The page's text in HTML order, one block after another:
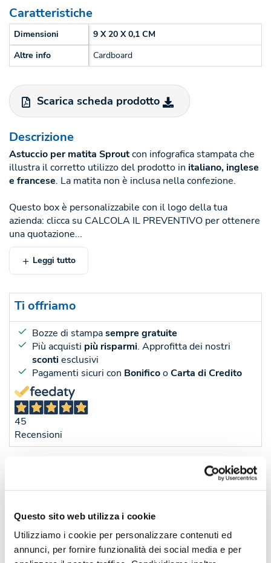
Questo sito web utilizza i cookie
Utilizziamo i cookie per personalizzare contenuti ed
annunci, per fornire funzionalità dei social media e per
Caratteristiche
Dimensioni
9 X 20 X 0,1 CM
Altre info
Cardboard
Scarica scheda prodotto
Descrizione
Astuccio per matita Sproutcon infografica stampata che
illustra il corretto utilizzo del prodotto in italiano, inglese
e francese. La matita non è inclusa nella confezione.
Questo box è personalizzabile con il logo della tua
azienda: clicca su CALCOLA IL PREVENTIVO per ottenere
una quotazione...
Leggi tutto
Ti offriamo
Bozze di stampasempre gratuite
Più acquisti più risparmi. Approfitta dei nostri
scontiesclusivi
Pagamenti sicuri con BonificooCarta di Credito
45
Recensioni
*Prezzo €
Pezzi 500
Pezzi 1000 -35% € 0,26